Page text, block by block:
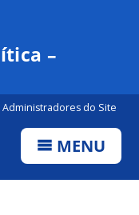
–
Administradores do Site
MENU